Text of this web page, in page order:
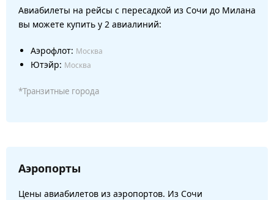
Авиабилеты на рейсы с пересадкой из Сочи до Милана
вы можете купить у 2 авиалиний:
Аэрофлот: Москва
Ютэйр: Москва
*Транзитные города
Аэропорты
Цены авиабилетов из аэропортов. Из Сочи